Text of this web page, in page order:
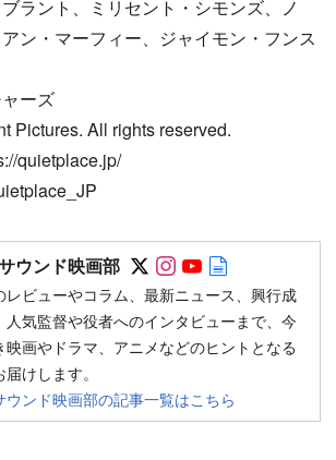
ラント、ミリセント・シモンズ、ノ
ン・マーフィー、ジャイモン・フンス
ーズ
Pictures. All rights reserved.
quietplace.jp/
ウンド映画部 Follow on SNS
Follow on SNS
Follow on
レビューやコラム、最新ニュース、興行成
人気監督や役者へのインタビューまで、今
映画やドラマ、アニメなどのヒントとなる
けします。
ウンド映画部の記事一覧はこちら